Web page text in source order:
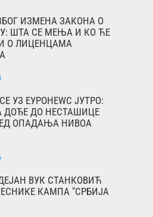
ИЗМЕНА ЗАКОНА О
ШТА СЕ МЕЊА И КО ЋЕ
О ЛИЦЕНЦАМА
УЗ ЕУРОНЕWС ЈУТРО:
ДОЂЕ ДО НЕСТАШИЦЕ
ОПАДАЊА НИВОА
ВУК СТАНКОВИЋ
КАМПА "СРБИЈА